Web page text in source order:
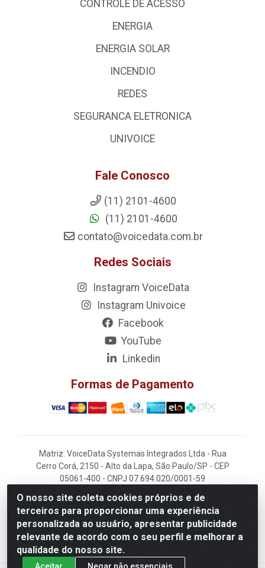
O nosso site coleta cookies próprios e de
terceiros para proporcionar uma experiência
personalizada ao usuário, apresentar publicidade
relevante de acordo com o seu perfil e melhorar a
qualidade do nosso site.
Aceitar Negar não essenciais
CONTROLE DE ACESSO
ENERGIA
ENERGIA SOLAR
INCENDIO
REDES
SEGURANCA ELETRONICA
UNIVOICE
Fale Conosco
(11) 2101-4600
(11) 2101-4600
contato@voicedata.com.br
Redes Sociais
Instagram VoiceData
Instagram Univoice
Facebook
YouTube
Linkedin
Formas de Pagamento
Matriz: VoiceData Systemas Integrados Ltda - Rua
Cerro Corá, 2150 - Alto da Lapa, São Paulo/SP - CEP
05061-400 - CNPJ 07.694.020/0001-59
Filial: VoiceData - Rua João Kaufmann, 405 -
Rochdale - Osasco/SP - CEP 06220-060